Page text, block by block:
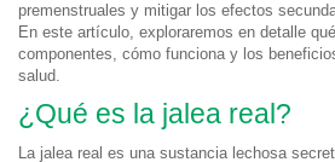
premenstruales y mitigar los efectos
En este artículo, exploraremos en detalle
componentes, cómo funciona y los
salud.
¿Qué es la jalea real?
La jalea real es una sustancia lechosa